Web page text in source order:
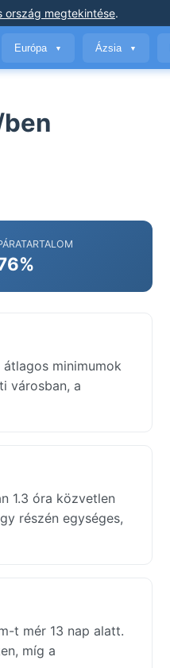
ország megtekintése.
Európa ▼ Ázsia ▼
minimumok
városban, a
1.3 óra közvetlen
részén egységes,
t mér 13 nap alatt.
míg a